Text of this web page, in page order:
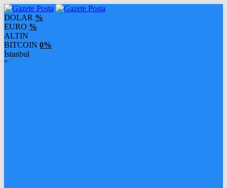
DOLAR %
EURO %
ALTIN
BITCOIN 0%
İstanbul
°